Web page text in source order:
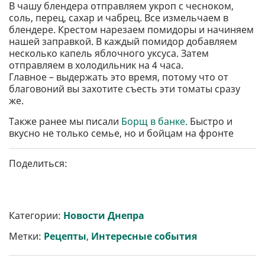
В чашу блендера отправляем укроп с чесноком,
соль, перец, сахар и чабрец. Все измельчаем в
блендере. Крестом нарезаем помидоры и начиняем
нашей заправкой. В каждый помидор добавляем
несколько капель яблочного уксуса. Затем
отправляем в холодильник на 4 часа.
Главное – выдержать это время, потому что от
благовоний вы захотите съесть эти томаты сразу
же.
Также ранее мы писали Борщ в банке. Быстро и
вкусно не только семье, но и бойцам на фронте
Поделиться:
Категории: Новости Днепра
Метки: Рецепты, Интересные события